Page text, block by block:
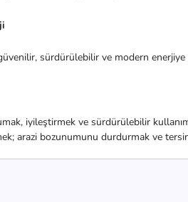
sürdürülebilir ve modern
iyileştirmek ve sürdürülebilir
arazi bozunumunu durdurmak ve